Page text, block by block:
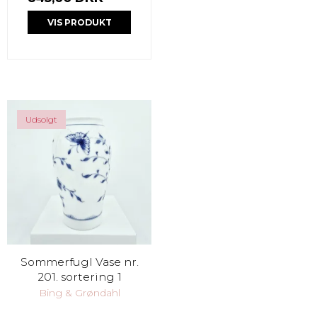
VIS PRODUKT
Udsolgt
Sommerfugl Vase nr.
201. sortering 1
Bing & Grøndahl